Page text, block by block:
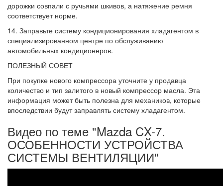
дорожки совпали с ру­чьями шкивов, а натяжение ремня
соответ­ствует норме.
14. Заправьте систему кондиционирова­ния хладагентом в
специализированном центре по обслуживанию
автомобильных кондиционеров.
ПОЛЕЗНЫЙ СОВЕТ
При покупке нового компрессора уточните у продавца
количество и тип залитого в но­вый компрессор масла. Эта
информация может быть полезна для механиков, кото­рые
впоследствии будут заправлять систе­му хладагентом.
Видео по теме "Mazda CX-7.
ОСОБЕННОСТИ УСТРОЙСТВА
СИСТЕМЫ ВЕНТИЛЯЦИИ"